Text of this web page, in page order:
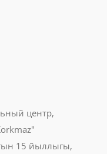
центр,
15 йыллыгы,